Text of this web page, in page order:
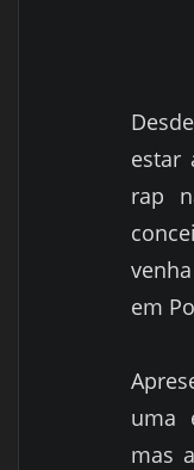
estar
rap
em
uma
mas